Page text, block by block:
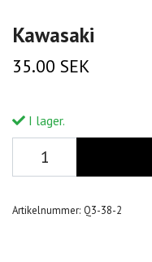
Kawasaki
35.00 SEK
I lager.
Artikelnummer: Q3-38-2